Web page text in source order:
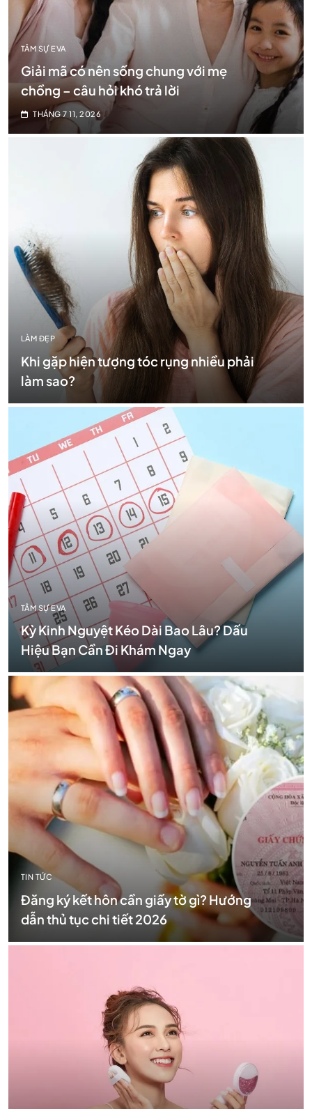
TÂM SỰ EVA
Giải mã có nên sống chung với mẹ
chồng – câu hỏi khó trả lời
THÁNG 7 11, 2026
LÀM ĐẸP
Khi gặp hiện tượng tóc rụng nhiều phải
làm sao?
TÂM SỰ EVA
Kỳ Kinh Nguyệt Kéo Dài Bao Lâu? Dấu
Hiệu Bạn Cần Đi Khám Ngay
TIN TỨC
Đăng ký kết hôn cần giấy tờ gì? Hướng
dẫn thủ tục chi tiết 2026